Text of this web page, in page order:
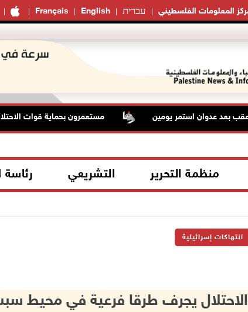
Français English עברית المعلومات الفلسطيني
عدوان استمر يومين مستعمرون بحماية قوات
منظمة التحرير التشريعي رئاسة
انتهاكات إسرائيلية
الاحتلال يجرف طرقا فرعية في محيط